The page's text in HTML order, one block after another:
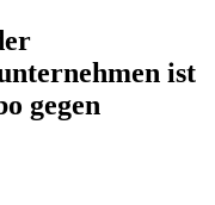
ist
gegen